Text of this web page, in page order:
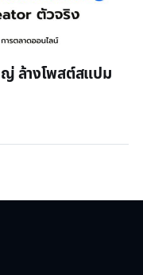
ล้างโพสต์สแปม